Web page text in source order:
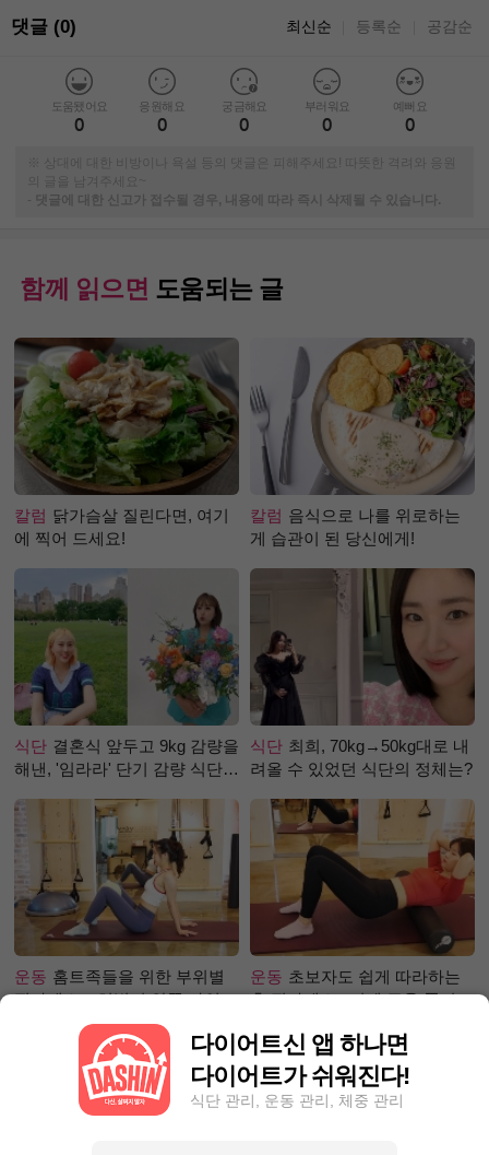
댓글 (0) 최신순 등록순 공감순
도움됐어요
0
응원해요
0
궁금해요
0
부러워요
0
예뻐요
0
※ 상대에 대한 비방이나 욕설 등의 댓글은 피해주세요! 따뜻한 격려와 응원
의 글을 남겨주세요~
-
댓글에 대한 신고가 접수될 경우, 내용에 따라 즉시 삭제될 수 있습니다.
함께 읽으면 도움되는 글
칼럼 닭가슴살 질린다면, 여기
에 찍어 드세요!
칼럼 음식으로 나를 위로하는
게 습관이 된 당신에게!
식단 결혼식 앞두고 9kg 감량을
해낸, '임라라' 단기 감량 식단
식단 최희, 70kg→50kg대로 내
려올 수 있었던 식단의 정체는?
운동 홈트족들을 위한 부위별
필라테스 – 허벅지 안쪽 라인
운동 초보자도 쉽게 따라하는
홈 필라테스 –어깨 근육 풀어주
다이어트신 앱 하나면
다이어트가 쉬워진다!
식단 관리, 운동 관리, 체중 관리